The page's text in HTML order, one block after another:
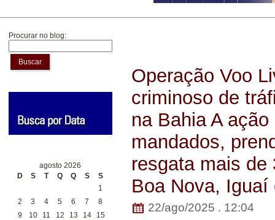
Procurar no blog:
Buscar
agosto 2026
D
S T Q Q S
S
1
2
3 4 5 6 7
8
9
10 11 12 13 14
15
Operação Voo
criminoso de
na Bahia A
mandados,
resgata mais
Boa Nova,
22/ago/2025 . 12:04